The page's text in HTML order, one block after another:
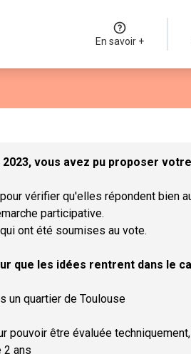
En savoir +
2023, vous avez pu proposer
vérifier qu'elles répondent bien
participative.
ont été soumises au vote.
que les idées rentrent dans le
un quartier de Toulouse
pouvoir être évaluée
2 ans